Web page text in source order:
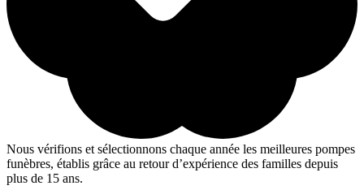
Nous vérifions et sélectionnons chaque année les meilleures pompes
funèbres, établis grâce au retour d’expérience des familles depuis
plus de 15 ans.